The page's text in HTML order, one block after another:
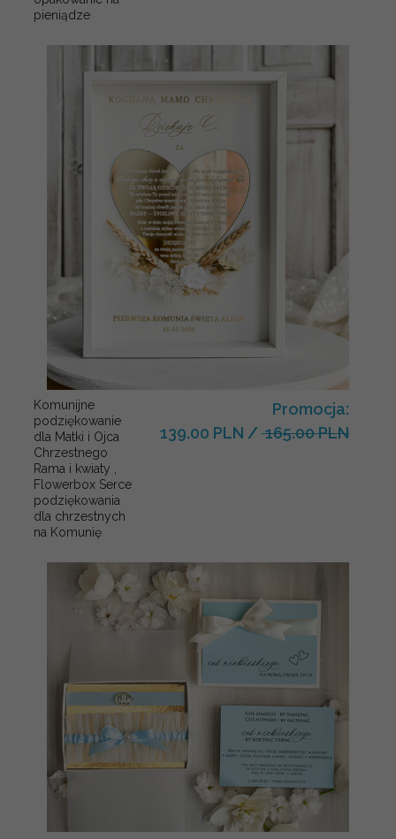
pieniądze
Komunijne
podziękowanie
dla Matki i Ojca
Chrzestnego
Rama i kwiaty ,
Flowerbox Serce
podziękowania
dla chrzestnych
na Komunię
Promocja:
139.00 PLN / 165.00 PLN